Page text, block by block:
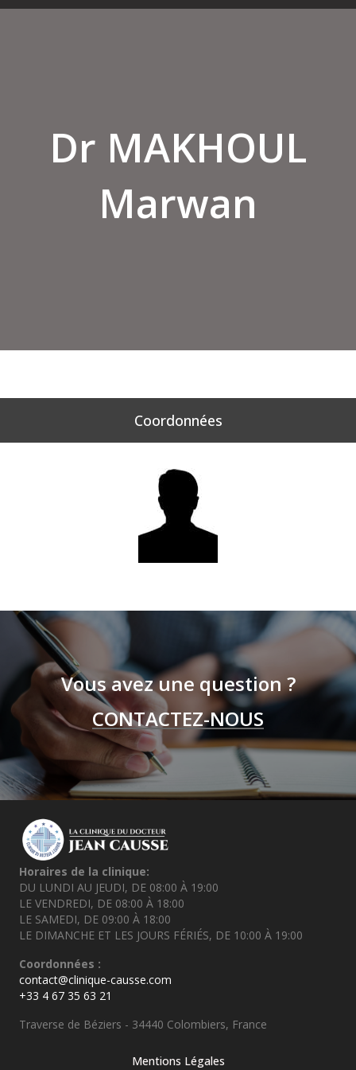
Dr MAKHOUL
Marwan
Coordonnées
Vous avez une question ?
CONTACTEZ-NOUS
Horaires de la clinique:
DU LUNDI AU JEUDI, DE 08:00 À 19:00
LE VENDREDI, DE 08:00 À 18:00
LE SAMEDI, DE 09:00 À 18:00
LE DIMANCHE ET LES JOURS FÉRIÉS, DE 10:00 À 19:00
Coordonnées :
contact@clinique-causse.com
+33 4 67 35 63 21
Traverse de Béziers - 34440 Colombiers, France
Mentions Légales